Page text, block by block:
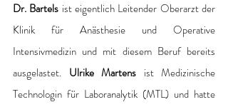
Dr. Bartels ist eigentlich Leitender Oberarzt der
Klinik für Anästhesie und Operative
Intensivmedizin und mit diesem Beruf bereits
ausgelastet. Ulrike Martens ist Medizinische
Technologin für Laboranalytik (MTL) und hatte